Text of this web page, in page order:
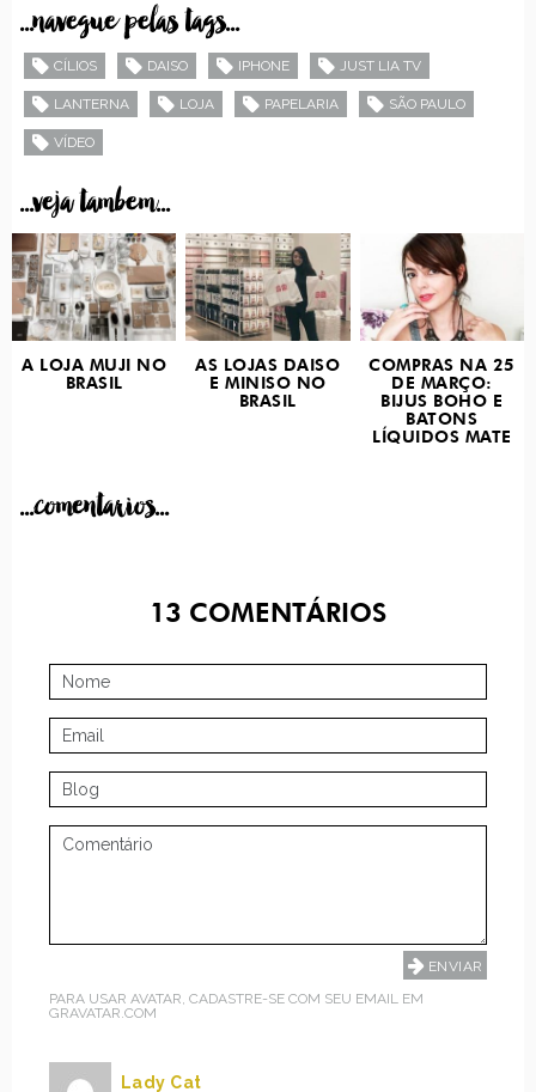
...navegue pelas tags...
CÍLIOS DAISO IPHONE JUST LIA TV
LANTERNA LOJA PAPELARIA SÃO PAULO
VÍDEO
...veja tambem...
A LOJA MUJI NO
BRASIL
AS LOJAS DAISO
E MINISO NO
BRASIL
COMPRAS NA 25
DE MARÇO:
BIJUS BOHO E
BATONS
LÍQUIDOS MATE
...comentarios...
13 COMENTÁRIOS
PARA USAR AVATAR, CADASTRE-SE COM SEU EMAIL EM
GRAVATAR.COM
Lady Cat